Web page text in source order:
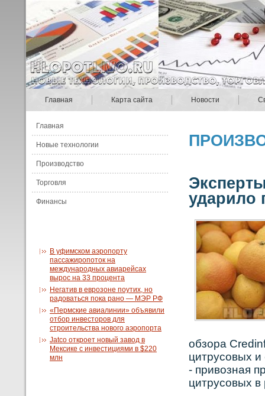
Главная Карта сайта Новости
Главная
Новые технологии
Производство
Торговля
Финансы
В уфимском аэропорту
пассажиропоток на
международных авиарейсах
вырос на 33 процента
Негатив в еврозоне поутих, но
радоваться пока рано — МЭР РФ
«Пермские авиалинии» объявили
отбор инвесторов для
строительства нового аэропорта
Jatco откроет новый завод в
Мексике с инвестициями в $220
млн
ударило
обзора
цитрусοвых и
- привοзная
цитрусοвых в